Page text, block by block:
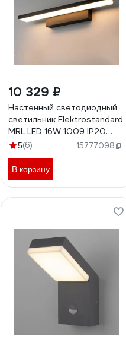
10 329 ₽
Настенный светодиодный
светильник Elektrostandard
MRL LED 16W 1009 IP20
Sankara LED черная
5(6) 15777098
В корзину